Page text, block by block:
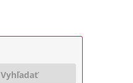
Vyhľadať